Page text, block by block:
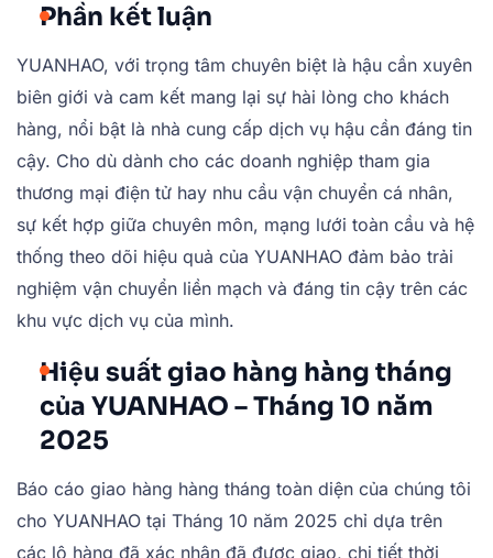
Phần kết luận
YUANHAO, với trọng tâm chuyên biệt là hậu cần xuyên
biên giới và cam kết mang lại sự hài lòng cho khách
hàng, nổi bật là nhà cung cấp dịch vụ hậu cần đáng tin
cậy. Cho dù dành cho các doanh nghiệp tham gia
thương mại điện tử hay nhu cầu vận chuyển cá nhân,
sự kết hợp giữa chuyên môn, mạng lưới toàn cầu và hệ
thống theo dõi hiệu quả của YUANHAO đảm bảo trải
nghiệm vận chuyển liền mạch và đáng tin cậy trên các
khu vực dịch vụ của mình.
Hiệu suất giao hàng hàng tháng
của YUANHAO – Tháng 10 năm
2025
Báo cáo giao hàng hàng tháng toàn diện của chúng tôi
cho YUANHAO tại Tháng 10 năm 2025 chỉ dựa trên
các lô hàng đã xác nhận đã được giao, chi tiết thời